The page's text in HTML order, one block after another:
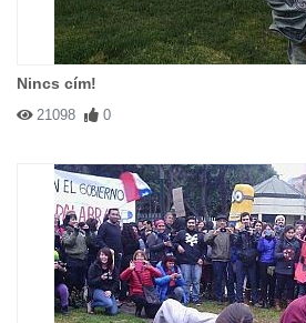
Nincs cím!
21098 0